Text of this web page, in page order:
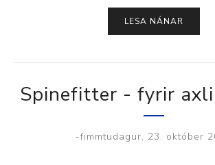
LESA NÁNAR
Spinefitter - fyrir
-fimmtudagur, 23. október